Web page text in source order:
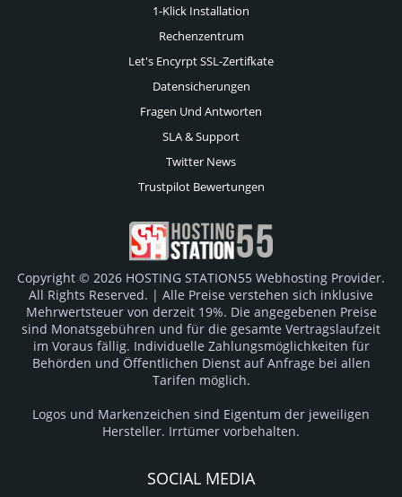
1-Klick Installation
Rechenzentrum
Let's Encyrpt SSL-Zertifkate
Datensicherungen
Fragen Und Antworten
SLA & Support
Twitter News
Trustpilot Bewertungen
Copyright © 2026 HOSTING STATION55 Webhosting Provider.
All Rights Reserved. | Alle Preise verstehen sich inklusive
Mehrwertsteuer von derzeit 19%. Die angegebenen Preise
sind Monatsgebühren und für die gesamte Vertragslaufzeit
im Voraus fällig. Individuelle Zahlungsmöglichkeiten für
Behörden und Öffentlichen Dienst auf Anfrage bei allen
Tarifen möglich.
Logos und Markenzeichen sind Eigentum der jeweiligen
Hersteller. Irrtümer vorbehalten.
SOCIAL MEDIA